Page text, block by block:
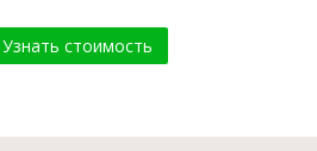
Узнать стоимость